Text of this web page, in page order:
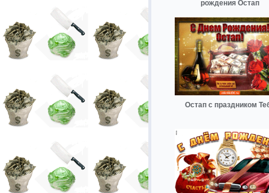
рождения Остап
Остап с праздником